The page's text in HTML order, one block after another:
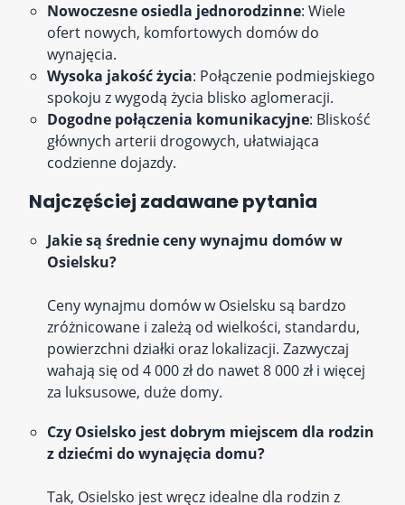
Nowoczesne osiedla jednorodzinne: Wiele
ofert nowych, komfortowych domów do
wynajęcia.
Wysoka jakość życia: Połączenie podmiejskiego
spokoju z wygodą życia blisko aglomeracji.
Dogodne połączenia komunikacyjne: Bliskość
głównych arterii drogowych, ułatwiająca
codzienne dojazdy.
Najczęściej zadawane pytania
Jakie są średnie ceny wynajmu domów w
Osielsku?
Ceny wynajmu domów w Osielsku są bardzo
zróżnicowane i zależą od wielkości, standardu,
powierzchni działki oraz lokalizacji. Zazwyczaj
wahają się od 4 000 zł do nawet 8 000 zł i więcej
za luksusowe, duże domy.
Czy Osielsko jest dobrym miejscem dla rodzin
z dziećmi do wynajęcia domu?
Tak, Osielsko jest wręcz idealne dla rodzin z